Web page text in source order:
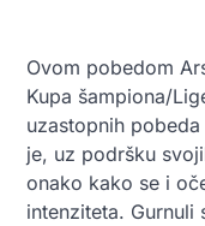
Ovom pobedom
Kupa šampiona/
uzastopnih
je, uz podršku
onako kako se i
intenziteta. Gurnuli